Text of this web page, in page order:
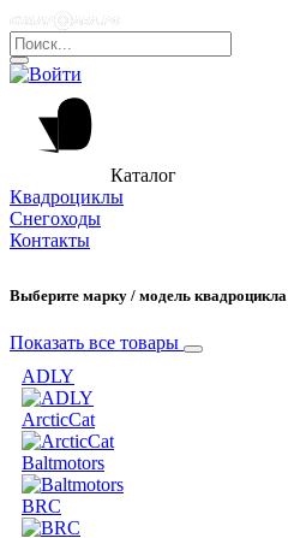
Каталог
Квадроциклы
Снегоходы
Контакты
Выберите марку / модель квадроцикла
Показать все товары
ADLY
ArcticCat
Baltmotors
BRC